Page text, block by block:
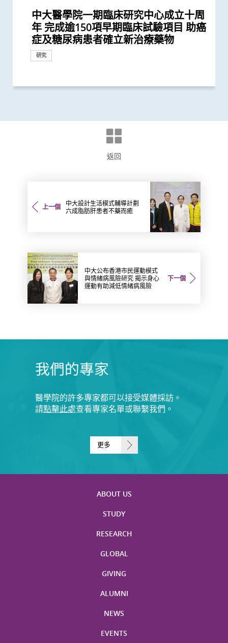
中大醫學院一期臨床研究中心成立十周
年 完成逾150項早期臨床試驗項目 助癌
症及糖尿病患者確立新治療藥物
研究
中大臨床研究中心：香港早期臨床研究
快速獲批及啟動 政策支持吸引更多臨
床研究落戶香港 造福本地病人
研究
中大率跨國研究證實免疫療法對晚期鼻
咽癌病人有效
研究
中大發現調整生活方式的介入治療方案
可減輕近七成愛滋病病毒感染者的代謝
性脂肪肝病情
研究
中大研究揭示未來十年香港每千人將有
一人患上炎症性腸病 醫療負擔飆升至
每年逾四億港元 情況急需正視
研究
中大醫學院開創兒童宏基因組組裝基因
組數據庫（MAGIC） 促進生命早期微
生物群研究
研究
中大醫學院研發mRNA藥物治療鼻咽癌
研究
中大研究估算在本港新冠Omicron病
毒流行期間 半數感染個案未被發現
研究
陳德章教授獲歐洲腫瘤學會頒發「終身
成就獎」 表彰其對全球鼻咽癌研究的
領導地位及重大貢獻
獎項及榮譽
醫務衞生局到訪中大醫學院 參觀先進
醫學教研設施 與教職員及學生會面交
流
醫學教育
中大何善衡傳染病研究中心成立
捐款
中大獲李嘉誠基金會捐贈港幣1.5億元
支持生物醫學科技的科研發展
捐款
中大醫科生研究發現STK3激酶促進胃
癌發展 可作為獨立預後指標
教育
中大醫學院與海外外科專家聯合建議
新冠患者將手術延後七星期以減低死亡
風險
國際合作
中大醫學院聯同全球糖尿病知名專家合
作四年 為《刺針》制定糖尿病多元綜
合策略
國際合作
中大醫學院研究顯示吸煙為全球膀胱癌
主因 聯同多國專家制訂「經尿道膀胱
腫瘤整塊切除術」的臨床指引
研究
中大成功完成全球首宗利用內鏡手術機
械人進行內鏡黏膜下剝離術治大腸癌
外科創新技術
中大全基因組測序技術為慣性流產夫婦
作更精準的遺傳病因檢測及診斷
研究
中大醫學院公布「2019新型冠狀病毒社
區研究」結果
研究
嬰兒腸道菌群影響一生 中大團隊研
「三歲定八十」之謎
研究
中大研究發現田園生活有助預防兒童罹
患哮喘
研究
患有多囊卵巢綜合症華人女性的糖尿病
風險是非患病人士的4倍
研究
多元化預防衰老活動有助減低衰老狀況
逾8成「前期衰老」長者逆轉為「非衰
老」
研究
中大改良英國胎兒醫學基金會之「三重
檢測方法」 證可提升亞洲孕婦「早產
妊娠毒血症檢出率」一倍
研究
中大率先引入全基因組測序技術作胎兒
產前診斷
研究
中大將開展最新「細胞治療」臨床研究
首階段引入CAR-T治療血癌新方法
研究
中大成功破解鼻咽癌全基因組圖譜 突
破性結果有助發展個人化治療
研究
中大率國際研究 訂治療肺癌基因變異
新典範
研究
中大公布「動脈粥樣硬化」形成新發現
揭示心血管疾病治療新方向
研究
中大推全球首項運用「單細胞基因技
術」檢測卵子質素研究 破解卵子老化
及女性不育之謎
研究
中大公布全球首項「針對亞士匹靈引致
腸道出血」的新發現 停服亞士匹靈可
增加患嚴重心血管疾病及死亡風險逾...
研究
中大研究發現每5名糖尿病患者中 1人
因脂肪肝引致嚴重肝纖維化或肝硬化
研究
中大成立周佩芳認知障礙預防研究中心
設立一站式簡易網站提供認知障礙症資
訊
研究
中大全球首項研究確認新大腸癌高風險
群組
研究
中大進行亞洲首項家居清潔劑對兒童健
康影響的全面流行病學研究 發現經常
使用家居清潔劑可增加引發兒童鼻炎...
研究
中大成立全球首個華人「早發性認知障
礙症」研究登記冊
研究
中大港大率先應用3D打印技術於複雜
心臟手術
研究
中大與全球30多國專家合作研究 發現
小中風新藥物療法
研究
中大與多國中風專家領導一項全球研究
發現及早評估與治療「小中風」可降低
七成中風風險
研究
中大研究發現本地每5名口咽癌患者1人
感染HPV病毒 推公眾篩查以了解口腔感
染HPV情況
研究
中大就七種常見呼吸道病毒進行全港首
個流行病學分析 發現「呼吸道合胞病
毒」及「甲型流感」為兩大致命病毒
研究
中大聯同國際專家發現引致腦退化基
因 為治療及預防「阿茲海默氏症」帶
來新方向
研究
中大推全港首個「多發性硬化症」中西
醫結合治療先導計劃 助患者控制病情
並紓緩疲勞及認知症狀
研究
中大公布亞洲首項針對肥胖「睡眠窒息
症」患者生活模式研究 證實個人化輔
導療程有效減輕病情
研究
中大研究「腸道微生物移植」治療難辨
梭菌感染 治癒率為傳統抗生素治療的3
倍
研究
中大成功研發新物料有助骨質疏鬆性骨
折固定和癒合 可縮短三成癒合時間 提
升三成骨骼強度
研究
中大醫學院許樹昌教授於《刺針》發表
評論新沙士文章 強調醫院感染控制措
施對控制疫情極為重要
研究
中大推算本地吸煙人士一生至少花逾百
萬購煙草產品 籲戒煙為健康財富雙增
值
研究
中大倡議新藥物治療標準逆轉腦血管硬
化
研究
中大最新研究揭示本港每年逾十萬非酒
精性脂肪肝新症
研究
中大發現本港孕婦乙肝帶菌率維持偏高
與25年前未引入初生嬰兒全面疫苗計劃
時相若
研究
中大醫科生研究發現本港高血壓人士藥
物依從性未如理想 僅五成患者血壓受
控
研究
中大研究指朋儕關顧 可減少受情緒困
擾之糖尿患者住院百分比
研究
中大與養和醫院攜手研究 發現抑鬱症
患者出現睡眠行為障礙或是腦退化先兆
研究
社區衰老狀況篩查 發現65歲或以上的
社區人口中 過半已踏入前期衰老
研究
中大公布香港市民運動模式與情緒病風
險研究 揭示身心運動有助減低情緒病
風險
研究
香港中文大學成立消化疾病研究國家重
點實驗室 提升消化道疾病診治水平
造福人類健康
研究
中大公布香港慢性腎病透析患者就業研
究並提倡中末期患者接受透析前的早期
教育計劃
研究
中大研究發現成年人及長者感染呼吸道
合胞病毒和流感病毒可致命
研究
中大公布小中風的最新藥物治療方法
研究
香港和澳門的炎症性腸病新增個案高踞
亞太區首三位 中大成立資料庫助市民
增加認知
研究
中大評估及治療逾300名因吸食氯胺酮
而患有排尿功能障礙青年 最新研究證
實綜合消炎治療能顯著改善病情
研究
香港中文大學研究發現，身體和認知活
動可以維護與改進輕度認知損害患者的
大腦功能
研究
中大推全港大型「鼻咽癌血液測試研究
計劃」 現招募二萬名市民參與 冀有效
偵測早期患者
研究
中大研究揭示輕度聽障對兒童學習及言
語的影響 現招募聽障學童參與研究計
劃以探討復康介入成效
研究
中大發現四成冠心病高危人士患有大腸
癌前期腫瘤
研究
返回
上一個
中大設計生活模式輔導計劃
六成脂肪肝患者不藥而癒
下一個
中大公布香港市民運動模式
與情緒病風險研究 揭示身心
運動有助減低情緒病風險
我們的專家
醫學院的許多專家都可以接受媒體採訪。
請點擊此處查看專家名單或聯繫我們。
更多
ABOUT US
STUDY
RESEARCH
GLOBAL
GIVING
ALUMNI
NEWS
EVENTS